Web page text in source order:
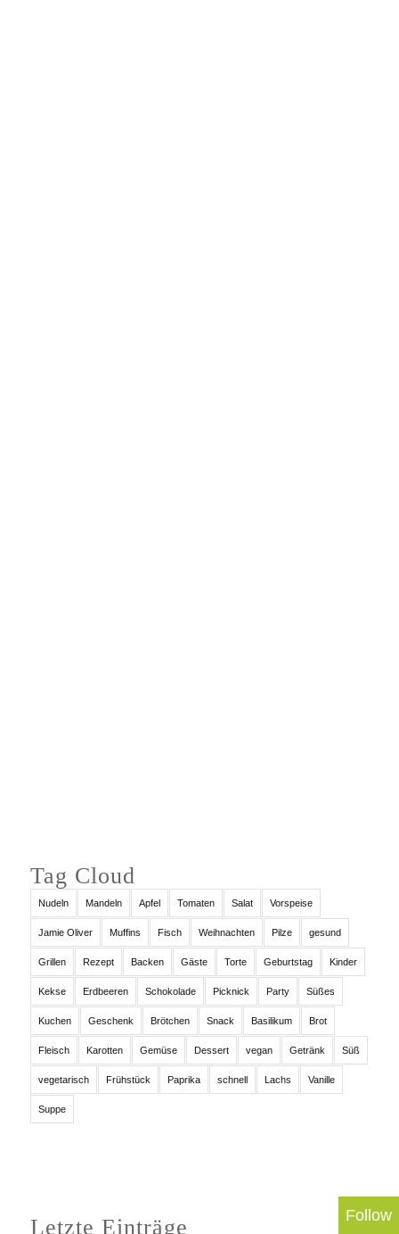
Tag Cloud
Nudeln Mandeln Apfel Tomaten Salat Vorspeise
Jamie Oliver Muffins Fisch Weihnachten Pilze gesund
Grillen Rezept Backen Gäste Torte Geburtstag Kinder
Kekse Erdbeeren Schokolade Picknick Party Süßes
Kuchen Geschenk Brötchen Snack Basilikum Brot
Fleisch Karotten Gemüse Dessert vegan Getränk Süß
vegetarisch Frühstück Paprika schnell Lachs Vanille
Suppe
Letzte Einträge Follow